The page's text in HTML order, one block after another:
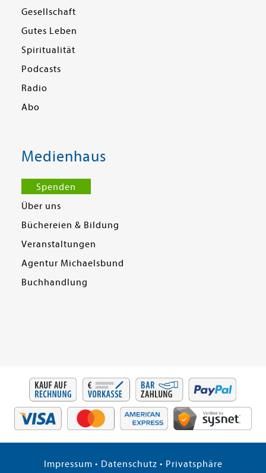
Gesellschaft
Gutes Leben
Spiritualität
Podcasts
Radio
Abo
Medienhaus
Spenden
Über uns
Büchereien & Bildung
Veranstaltungen
Agentur Michaelsbund
Buchhandlung
Impressum • Datenschutz • Privatsphäre